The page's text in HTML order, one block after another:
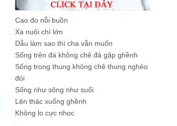
Cao đo nỗi buồn
Xa nuôi chí lớn
Dẫu làm sao thì cha vẫn muốn
Sống trên đá không chê đá gập ghềnh
Sống trong thung không chê thung nghèo
đói
Sống như sông như suối
Lên thác xuống ghềnh
Không lo cực nhọc